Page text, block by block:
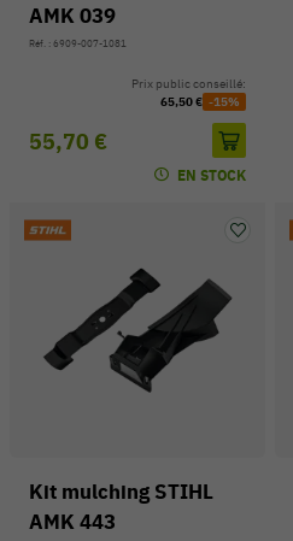
AMK 039
Réf. : 6909-007-1081
55,70 €
Prix public conseillé:
65,50 € -15%
EN STOCK
Kit mulching STIHL
AMK 443